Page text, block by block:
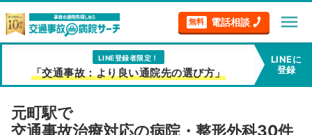
無料 電話相談 menu
LINE登録者限定！
「交通事故：より良い通院先の選び方」
LINEに
登録
元町駅で
交通事故治療対応の病院・整形外科30件